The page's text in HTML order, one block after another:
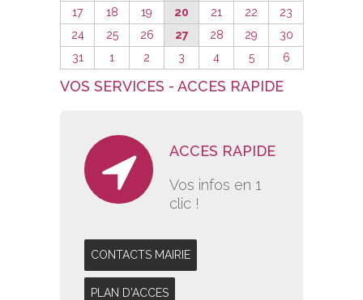
17
18 19 20 21 22
23
24
25 26 27 28 29
30
31
1 2 3 4 5 6
VOS SERVICES - ACCES RAPIDE
ACCES RAPIDE
Vos infos en 1
clic !
CONTACTS MAIRIE
PLAN D'ACCES